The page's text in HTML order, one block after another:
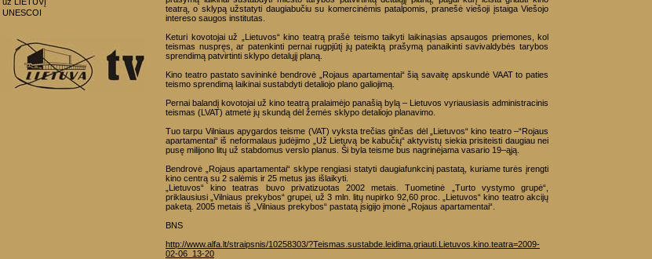
UNESCOI
teatrą, o sklypą užstatyti daugiabučiu su komercinėmis patalpomis, pranešė viešoji įstaiga Viešojo
intereso saugos institutas.
Keturi kovotojai už „Lietuvos“ kino teatrą prašė teismo taikyti laikinąsias apsaugos priemones, kol
teismas nuspręs, ar patenkinti pernai rugpjūtį jų pateiktą prašymą panaikinti savivaldybės tarybos
sprendimą patvirtinti sklypo detalųjį planą.
Kino teatro pastato savininkė bendrovė „Rojaus apartamentai“ šią savaitę apskundė VAAT to paties
teismo sprendimą laikinai sustabdyti detaliojo plano galiojimą.
Pernai balandį kovotojai už kino teatrą pralaimėjo panašią bylą – Lietuvos vyriausiasis administracinis
teismas (LVAT) atmetė jų skundą dėl žemės sklypo detaliojo planavimo.
Tuo tarpu Vilniaus apygardos teisme (VAT) vyksta trečias ginčas dėl „Lietuvos“ kino teatro –“Rojaus
apartamentai“ iš neformalaus judėjimo „Už Lietuvą be kabučių“ aktyvistų siekia prisiteisti daugiau nei
pusę milijono litų už stabdomus verslo planus. Ši byla teisme bus nagrinėjama vasario 19–ąją.
Bendrovė „Rojaus apartamentai“ sklype rengiasi statyti daugiafunkcinį pastatą, kuriame turės įrengti
kino centrą su 2 salėmis ir 25 metus jas išlaikyti.
„Lietuvos“ kino teatras buvo privatizuotas 2002 metais. Tuometinė „Turto vystymo grupė“,
priklausiusi „Vilniaus prekybos“ grupei, už 3 mln. litų nupirko 92,60 proc. „Lietuvos“ kino teatro akcijų
paketą. 2005 metais iš „Vilniaus prekybos“ pastatą įsigijo įmonė „Rojaus apartamentai“.
BNS
http://www.alfa.lt/straipsnis/10258303/?Teismas.sustabde.leidima.griauti.Lietuvos.kino.teatra=2009-
02-06_13-20